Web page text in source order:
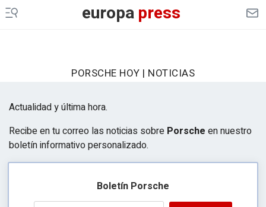
europapress
PORSCHE HOY | NOTICIAS
Actualidad y última hora.
Recibe en tu correo las noticias sobre Porsche en nuestro
boletín informativo personalizado.
Boletín Porsche